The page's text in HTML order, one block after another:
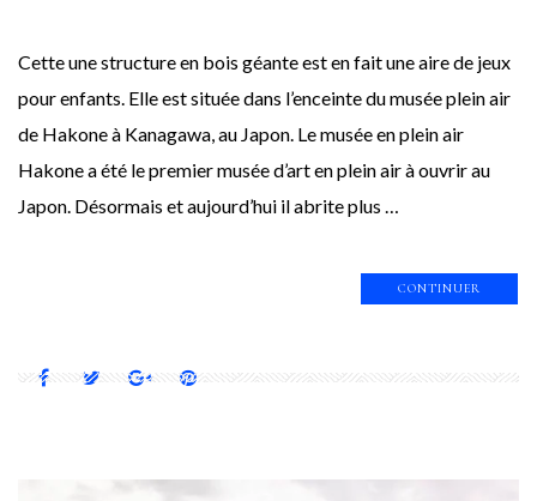
Cette une structure en bois géante est en fait une aire de jeux
pour enfants. Elle est située dans l’enceinte du musée plein air
de Hakone à Kanagawa, au Japon. Le musée en plein air
Hakone a été le premier musée d’art en plein air à ouvrir au
Japon. Désormais et aujourd’hui il abrite plus …
CONTINUER